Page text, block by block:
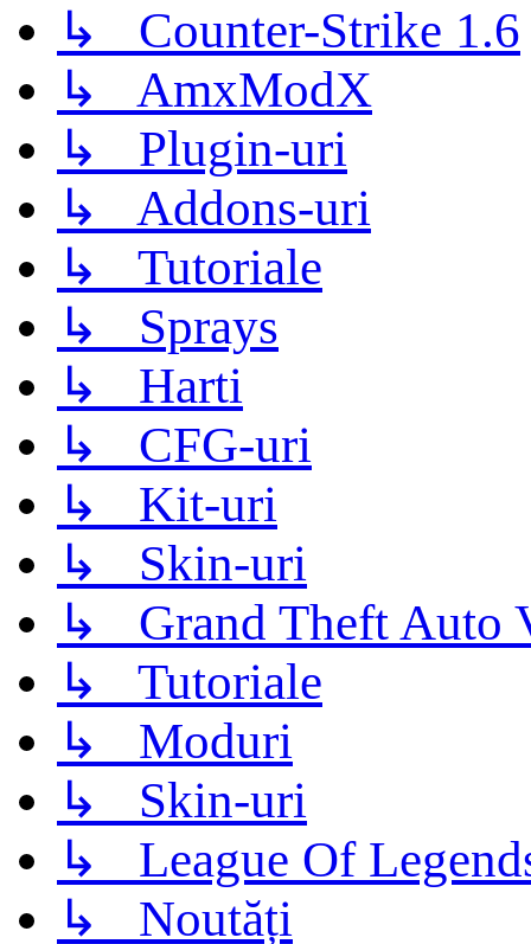
↳ Counter-Strike 1.6
↳ AmxModX
↳ Plugin-uri
↳ Addons-uri
↳ Tutoriale
↳ Sprays
↳ Harti
↳ CFG-uri
↳ Kit-uri
↳ Skin-uri
↳ Grand Theft Auto
↳ Tutoriale
↳ Moduri
↳ Skin-uri
↳ League Of
↳ Noutăți